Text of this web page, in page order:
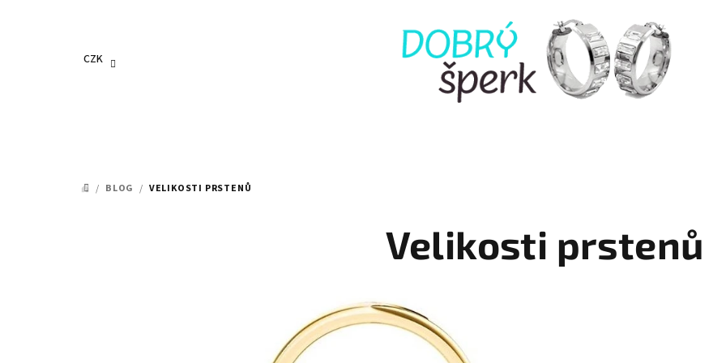
CZK
DOMŮ
/ BLOG / VELIKOSTI PRSTENŮ
Velikosti prstenů